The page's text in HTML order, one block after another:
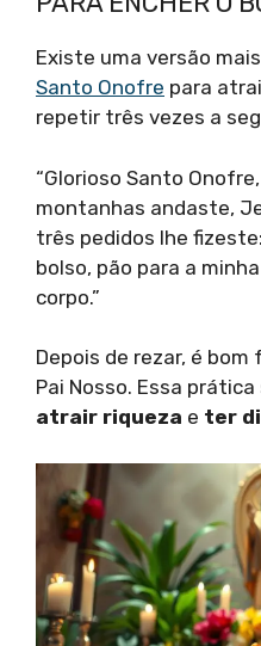
Existe uma versão mais
Santo Onofre para
repetir três vezes a
“Glorioso Santo
montanhas andaste,
três pedidos lhe
bolso, pão para a
corpo.”
Depois de rezar, é
Pai Nosso. Essa
atrair riqueza e ter